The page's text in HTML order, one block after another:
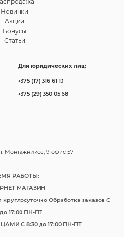
Новинки
Акции
Бонусы
Статьи
Для юридических лиц:
+375 (17) 316 61 13
+375 (29) 350 05 68
Монтажников, 9 офис 57
РАБОТЫ:
МАГАЗИН
Обработка заказов C
17:00 ПН-ПТ
C 8:30 до 17:00 ПН-ПТ